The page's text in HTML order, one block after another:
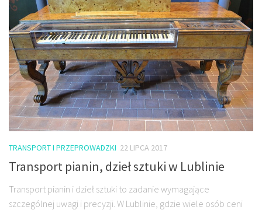
TRANSPORT I PRZEPROWADZKI 22 LIPCA 2017
Transport pianin, dzieł sztuki w Lublinie
Transport pianin i dzieł sztuki to zadanie wymagające
szczególnej uwagi i precyzji. W Lublinie, gdzie wiele osób ceni